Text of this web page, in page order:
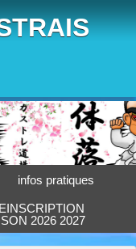
infos pratiques
2026 2027